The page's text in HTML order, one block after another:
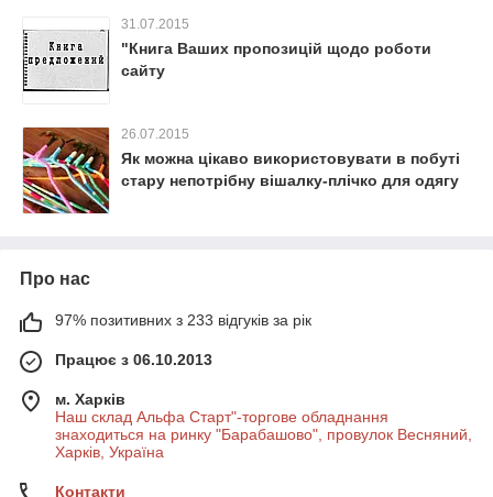
31.07.2015
"Книга Ваших пропозицій щодо роботи
сайту
26.07.2015
Як можна цікаво використовувати в побуті
стару непотрібну вішалку-плічко для одягу
Про нас
97% позитивних з 233 відгуків за рік
Працює з 06.10.2013
м. Харків
Наш склад Альфа Старт"-торгове обладнання
знаходиться на ринку "Барабашово", провулок Весняний,
Харків, Україна
Контакти